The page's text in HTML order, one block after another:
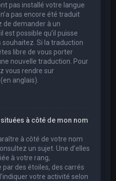
pas installé votre langue
pas encore été traduit
de demander à un
est possible qu’il puisse
souhaitez. Si la traduction
libre de vous porter
nouvelle traduction. Pour
vous rendre sur
anglais).
à côté de mon nom
à côté de votre nom
un sujet. Une d’elles
à votre rang,
des étoiles, des carrés
votre activité selon